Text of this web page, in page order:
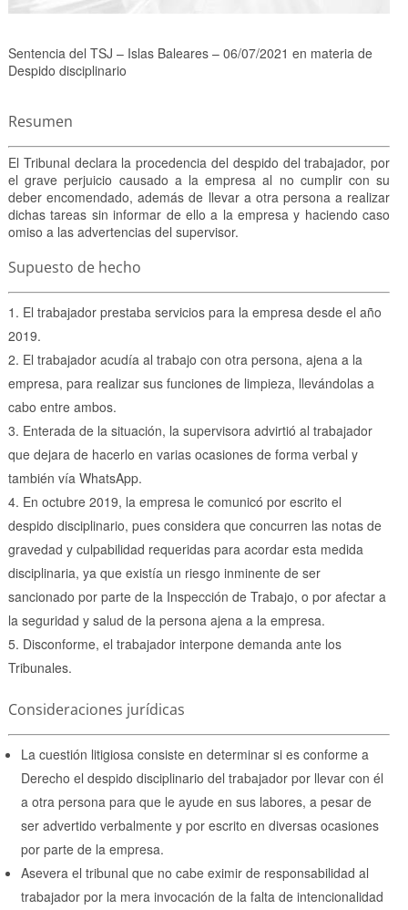
Sentencia del TSJ – Islas Baleares – 06/07/2021 en materia de
Despido disciplinario
Resumen
El Tribunal declara la procedencia del despido del trabajador, por
el grave perjuicio causado a la empresa al no cumplir con su
deber encomendado, además de llevar a otra persona a realizar
dichas tareas sin informar de ello a la empresa y haciendo caso
omiso a las advertencias del supervisor.
Supuesto de hecho
El trabajador prestaba servicios para la empresa desde el año
2019.
El trabajador acudía al trabajo con otra persona, ajena a la
empresa, para realizar sus funciones de limpieza, llevándolas a
cabo entre ambos.
Enterada de la situación, la supervisora advirtió al trabajador
que dejara de hacerlo en varias ocasiones de forma verbal y
también vía WhatsApp.
En octubre 2019, la empresa le comunicó por escrito el
despido disciplinario, pues considera que concurren las notas de
gravedad y culpabilidad requeridas para acordar esta medida
disciplinaria, ya que existía un riesgo inminente de ser
sancionado por parte de la Inspección de Trabajo, o por afectar a
la seguridad y salud de la persona ajena a la empresa.
Disconforme, el trabajador interpone demanda ante los
Tribunales.
Consideraciones jurídicas
La cuestión litigiosa consiste en determinar si es conforme a
Derecho el despido disciplinario del trabajador por llevar con él
a otra persona para que le ayude en sus labores, a pesar de
ser advertido verbalmente y por escrito en diversas ocasiones
por parte de la empresa.
Asevera el tribunal que no cabe eximir de responsabilidad al
trabajador por la mera invocación de la falta de intencionalidad